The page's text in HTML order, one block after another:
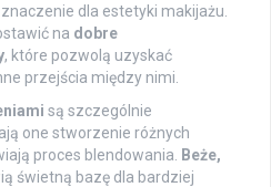
dla estetyki makijażu.
na dobre
, które pozwolą uzyskać
przejścia między nimi.
są szczególnie
one stworzenie różnych
proces blendowania. Beże,
świetną bazę dla bardziej